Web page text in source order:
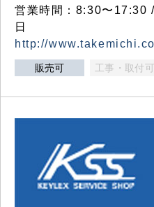
営業時間：8:30〜17:30
日
http://
販売可 工事・取付可